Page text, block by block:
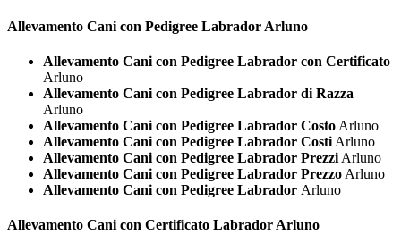
Allevamento Cani con Pedigree Labrador Arluno
Allevamento Cani con Pedigree Labrador con Certificato
Arluno
Allevamento Cani con Pedigree Labrador di Razza
Arluno
Allevamento Cani con Pedigree Labrador Costo Arluno
Allevamento Cani con Pedigree Labrador Costi Arluno
Allevamento Cani con Pedigree Labrador Prezzi Arluno
Allevamento Cani con Pedigree Labrador Prezzo Arluno
Allevamento Cani con Pedigree Labrador Arluno
Allevamento Cani con Certificato Labrador Arluno